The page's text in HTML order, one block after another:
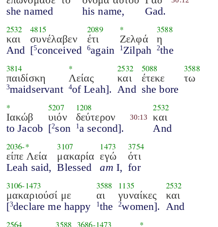
she named
his name,
Gad.
2532
και
And
4815
συνέλαβεν
[5conceived
2089
έτι
6again
*
Ζελφά
1 Zilpah
3588
η
2the
3814
παιδίσκη
3maidservant
*
Λείας
4of Leah].
2532
και
And
5088
έτεκε
she bore
3588
τω
*
Ιακώβ
to Jacob
5207
υιόν
[2son
1208
δεύτερον
1 a second].
30:13
2532
και
And
2036-*
είπε Λεία
Leah said,
3107
μακαρία
Blessed
1473
εγώ
am I,
3754
ότι
for
3106-1473
μακαριούσί με
[3declare me happy
3588
αι
1 the
1135
γυναίκες
2women].
2532
και
And
2564 3588 3686-1473 *